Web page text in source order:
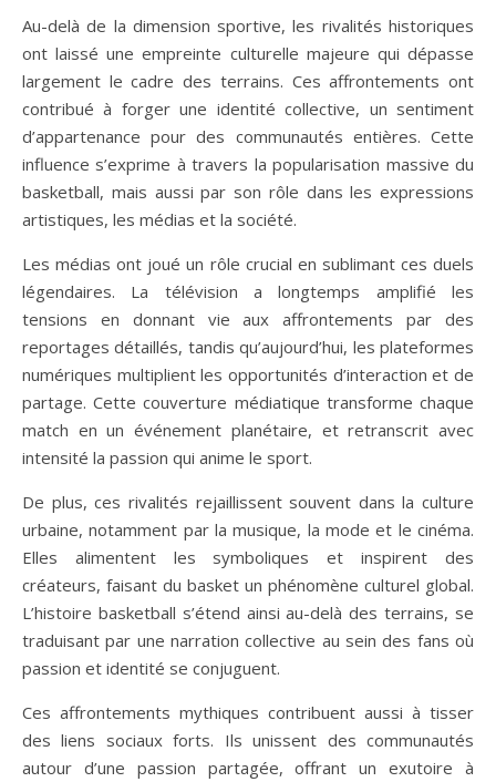
Au-delà de la dimension sportive, les rivalités historiques
ont laissé une empreinte culturelle majeure qui dépasse
largement le cadre des terrains. Ces affrontements ont
contribué à forger une identité collective, un sentiment
d’appartenance pour des communautés entières. Cette
influence s’exprime à travers la popularisation massive du
basketball, mais aussi par son rôle dans les expressions
artistiques, les médias et la société.
Les médias ont joué un rôle crucial en sublimant ces duels
légendaires. La télévision a longtemps amplifié les
tensions en donnant vie aux affrontements par des
reportages détaillés, tandis qu’aujourd’hui, les plateformes
numériques multiplient les opportunités d’interaction et de
partage. Cette couverture médiatique transforme chaque
match en un événement planétaire, et retranscrit avec
intensité la passion qui anime le sport.
De plus, ces rivalités rejaillissent souvent dans la culture
urbaine, notamment par la musique, la mode et le cinéma.
Elles alimentent les symboliques et inspirent des
créateurs, faisant du basket un phénomène culturel global.
L’histoire basketball s’étend ainsi au-delà des terrains, se
traduisant par une narration collective au sein des fans où
passion et identité se conjuguent.
Ces affrontements mythiques contribuent aussi à tisser
des liens sociaux forts. Ils unissent des communautés
autour d’une passion partagée, offrant un exutoire à